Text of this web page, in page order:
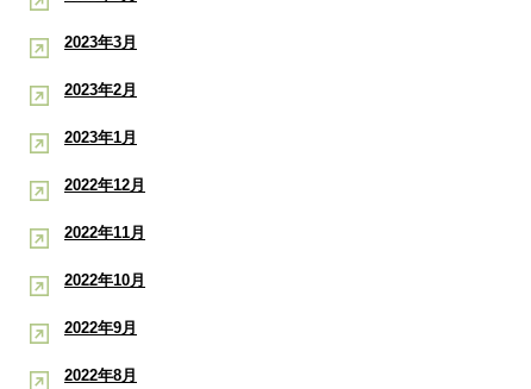
2023年3月
2023年2月
2023年1月
2022年12月
2022年11月
2022年10月
2022年9月
2022年8月